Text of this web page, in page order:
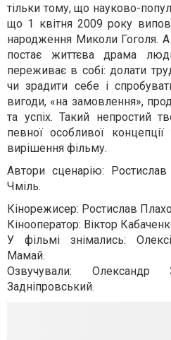
тільки тому, що науково-
що 1 квітня 2009 року
народження Миколи Гоголя.
постає життєва драма
переживає в собі: долати
чи зрадити себе і
вигоди, «на замовлення»,
та успіх. Такий непростий
певної особливої
вирішення фільму.
Автори сценарію:
Чміль.
Кінорежисер: Ростислав
Кінооператор: Віктор
У фільмі знімались:
Мамай.
Озвучували: Олександр
Задніпровський.